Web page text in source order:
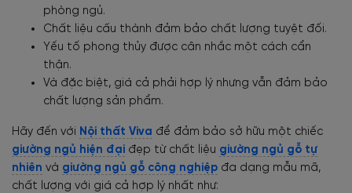
phòng ngủ.
Chất liệu cấu thành đảm bảo chất lượng tuyệt đối.
Yếu tố phong thủy được cân nhắc một cách cẩn
thận.
Và đặc biệt, giá cả phải hợp lý nhưng vẫn đảm bảo
chất lượng sản phẩm.
Hãy đến với Nội thất Viva để đảm bảo sở hữu một chiếc
giường ngủ hiện đại đẹp từ chất liệu giường ngủ gỗ tự
nhiên và giường ngủ gỗ công nghiệp đa dạng mẫu mã,
chất lượng với giá cả hợp lý nhất như: